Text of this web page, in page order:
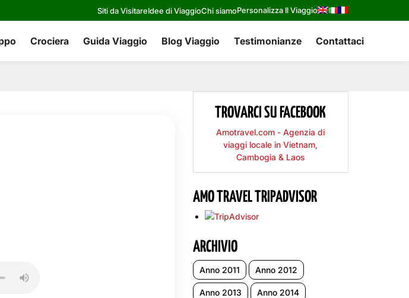
Siti da VisitareIdee di ViaggioChi siamoPersonalizza Il Viaggio
Crociera Guida Viaggio Blog Viaggio Testimonianze Contattaci
TROVARCI SU FACEBOOK
Amotravel.com - Agenzia di
viaggi locale in Vietnam,
Cambogia & Laos
AMO TRAVEL TRIPADVISOR
ARCHIVIO
Anno 2011 Anno 2012
Anno 2013 Anno 2014